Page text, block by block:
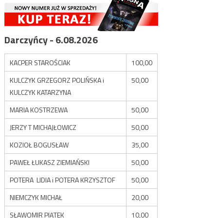
Darczyńcy - 6.08.2026
KACPER STAROŚCIAK
100,00
KULCZYK GRZEGORZ POLIŃSKA i
KULCZYK KATARZYNA
50,00
MARIA KOSTRZEWA
50,00
JERZY T MICHAJŁOWICZ
50,00
KOZIOŁ BOGUSŁAW
35,00
PAWEŁ ŁUKASZ ZIEMIAŃSKI
50,00
POTERA LIDIA i POTERA KRZYSZTOF
50,00
NIEMCZYK MICHAŁ
20,00
SŁAWOMIR PIĄTEK
10,00